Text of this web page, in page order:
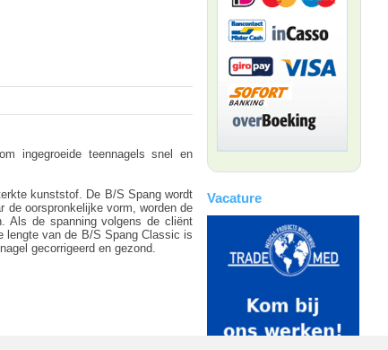
Vacature
ingegroeide teennagels snel en
kunststof. De B/S Spang wordt
de oorspronkelijke vorm, worden de
Als de spanning volgens de cliënt
lengte van de B/S Spang Classic is
gecorrigeerd en gezond.